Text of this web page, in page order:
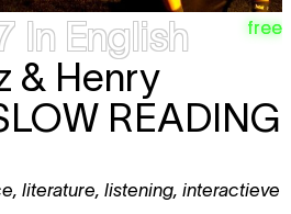
In English free
& Henry
READING
, literature, listening, interactieve